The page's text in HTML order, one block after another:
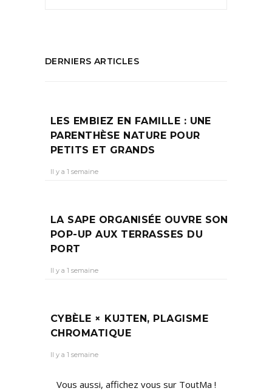
DERNIERS ARTICLES
LES EMBIEZ EN FAMILLE : UNE
PARENTHÈSE NATURE POUR
PETITS ET GRANDS
Il y a 1 semaine
LA SAPE ORGANISÉE OUVRE SON
POP-UP AUX TERRASSES DU
PORT
Il y a 1 semaine
CYBÈLE × KUJTEN, PLAGISME
CHROMATIQUE
Il y a 1 semaine
Vous aussi, affichez vous sur ToutMa !